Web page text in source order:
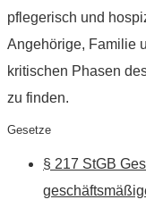
pflegerisch und
Angehörige, Familie
kritischen Phasen
zu finden.
Gesetze
§ 217 StGB